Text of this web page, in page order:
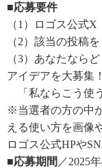
■応募要件
（1）ロゴス公式
（2）該当の投稿
（3）あなたなら
アイデアを大募集！
「私ならこう使
※当選者の方の中
える使い方を画像
ロゴス公式HPや
■応募期間 ／2025